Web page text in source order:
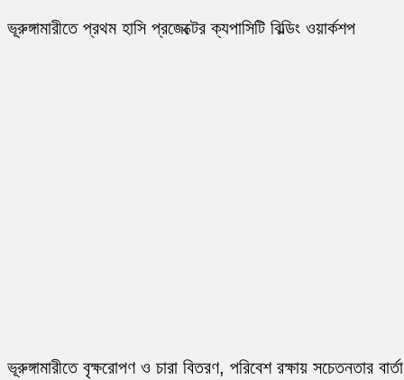
ভূরুঙ্গামারীতে প্রথম হাসি প্রজেক্টের ক্যপাসিটি বিল্ডিং ওয়ার্কশপ
ভূরুঙ্গামারীতে বৃক্ষরোপণ ও চারা বিতরণ, পরিবেশ রক্ষায় সচেতনতার বার্তা